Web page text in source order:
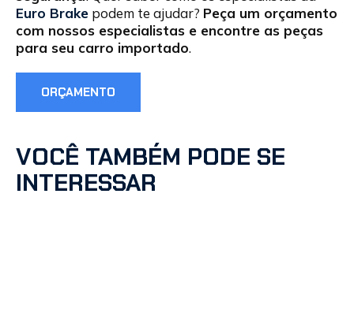
Euro Brake podem te ajudar? Peça um orçamento
com nossos especialistas e encontre as peças
para seu carro importado.
ORÇAMENTO
VOCÊ TAMBÉM PODE SE
INTERESSAR